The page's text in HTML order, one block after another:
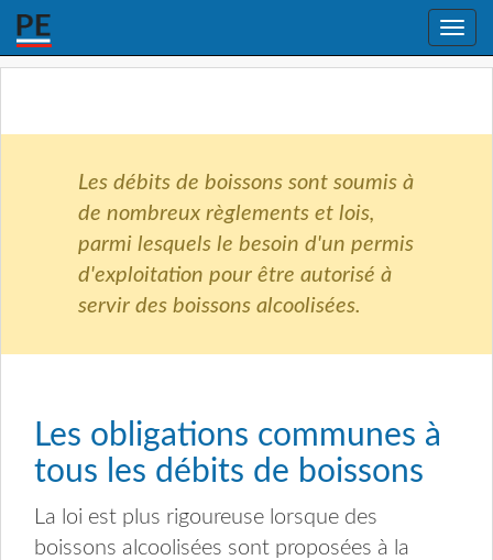
Toggle
Les débits de boissons sont soumis à
de nombreux règlements et lois,
parmi lesquels le besoin d'un permis
d'exploitation pour être autorisé à
servir des boissons alcoolisées.
Les obligations communes à
tous les débits de boissons
La loi est plus rigoureuse lorsque des
boissons alcoolisées sont proposées à la